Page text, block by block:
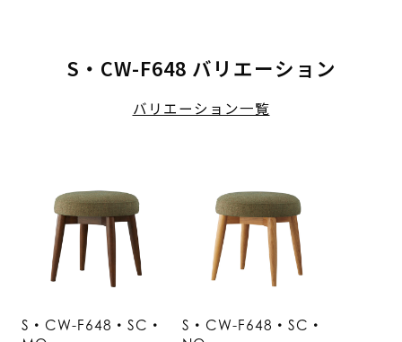
S・CW-F648 バリエーション
バリエーション一覧
S・CW-F648・SC・
S・CW-F648・SC・